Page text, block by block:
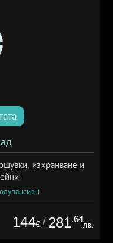
изхранване и
144€ / 281.64
лв.